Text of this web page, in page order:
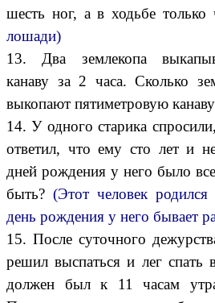
шесть ног, а в ходьбе только
лошади)
13. Два землекопа
канаву за 2 часа. Сколько
выкопают пятиметровую
14. У одного старика
ответил, что ему сто лет и
дней рождения у него было
быть? (Этот человек
день рождения у него бывает
15. После суточного
решил выспаться и лег спать
должен был к 11 часам